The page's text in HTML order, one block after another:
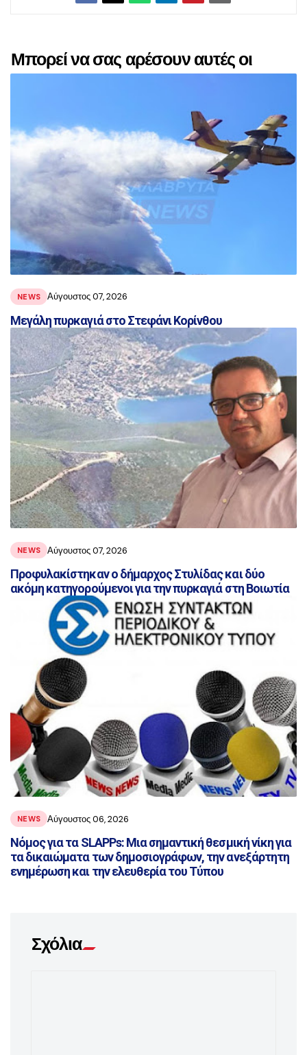
Μπορεί να σας αρέσουν αυτές οι
αναρτήσεις
NEWS Αύγουστος 07, 2026
Μεγάλη πυρκαγιά στο Στεφάνι Κορίνθου
NEWS Αύγουστος 07, 2026
Προφυλακίστηκαν ο δήμαρχος Στυλίδας και δύο
ακόμη κατηγορούμενοι για την πυρκαγιά στη Βοιωτία
NEWS Αύγουστος 06, 2026
Νόμος για τα SLAPPs: Μια σημαντική θεσμική νίκη για
τα δικαιώματα των δημοσιογράφων, την ανεξάρτητη
ενημέρωση και την ελευθερία του Τύπου
Σχόλια